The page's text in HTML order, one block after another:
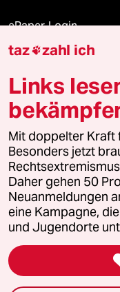
ePaper Login
Downloads für
© 2026 taz Verlags
Alle Rechte vorbehalten.
wenden Sie sich bitte an
Feedback
Leitlinie Informant
Seitenwende
taz zahl ich
Links
Mit doppelter Kraft
Besonders jetzt
Daher gehen 50
Neuanmeldungen
eine Kampagne,
und Jugendorte